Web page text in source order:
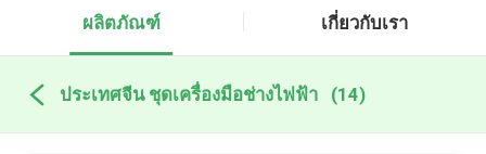
ผลิตภัณฑ์ เกี่ยวกับเรา
ประเทศจีน ชุดเครื่องมือช่างไฟฟ้า (14)